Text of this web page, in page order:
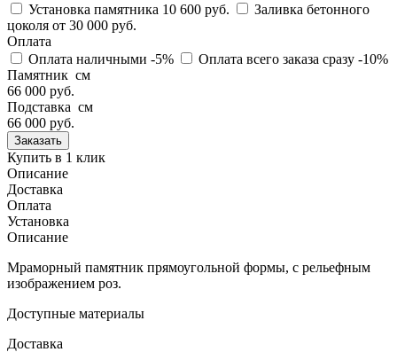
Установка памятника 10 600 руб.
Заливка бетонного
цоколя от 30 000 руб.
Оплата
Оплата наличными -5% Оплата всего заказа сразу -10%
Памятник см
66 000 руб.
Подставка см
66 000 руб.
Купить в 1 клик
Описание
Доставка
Оплата
Установка
Описание
Мраморный памятник прямоугольной формы, с рельефным
изображением роз.
Доступные материалы
Доставка